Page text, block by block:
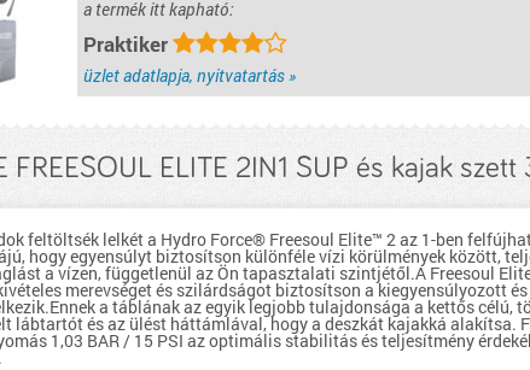
a termék itt kapható:
Praktiker
üzlet adatlapja, nyitvatartás »
FREESOUL ELITE 2IN1 SUP és kajak
feltöltsék lelkét a Hydro Force® Freesoul Elite™ 2 az 1-ben
hogy egyensúlyt biztosítson különféle vízi körülmények között,
a vízen, függetlenül az Ön tapasztalati szintjétől.A Freesoul
merevséget és szilárdságot biztosítson a kiegyensúlyozott
a táblának az egyik legjobb tulajdonsága a kettős célú,
lábtartót és az ülést háttámlával, hogy a deszkát kajakká alakítsa.
1,03 BAR / 15 PSI az optimális stabilitás és teljesítmény